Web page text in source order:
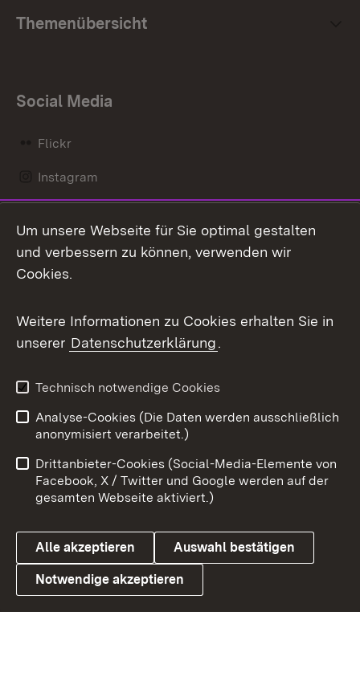
Themenübersicht
Social Media
Flickr
Instagram
Mastodon
Messenger
Social Wall
X / Twitter
Youtube
Link zum Landesportal
Benutzungshinweise
Barrierefreiheit
Datenschutz
Cookies
Um unsere Webseite für Sie optimal gestalten
und verbessern zu können, verwenden wir
Cookies.
Weitere Informationen zu Cookies erhalten Sie in
unserer Datenschutzerklärung.
Technisch notwendige Cookies
Analyse-Cookies (Die Daten werden ausschließlich
anonymisiert verarbeitet.)
Drittanbieter-Cookies (Social-Media-Elemente von
Facebook, X / Twitter und Google werden auf der
gesamten Webseite aktiviert.)
Alle akzeptieren Auswahl bestätigen
Notwendige akzeptieren